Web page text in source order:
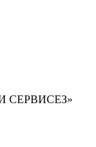
СЕРВИСЕЗ»